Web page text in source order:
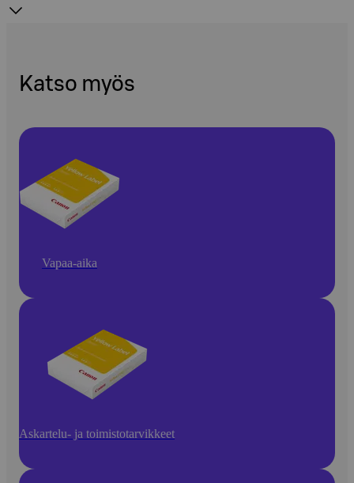
Katso myös
Vapaa-aika
Askartelu- ja toimistotarvikkeet